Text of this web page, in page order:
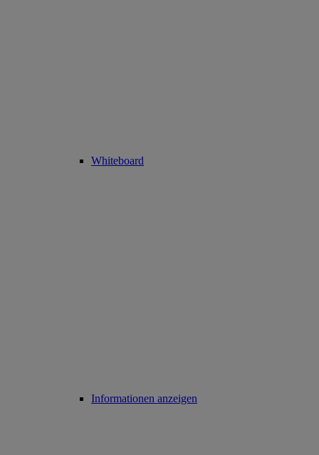
Whiteboard
Informationen anzeigen